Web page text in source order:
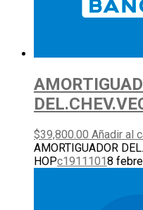
$39,800.00 Añadir al
AMORTIGUADOR
HOPc19111018